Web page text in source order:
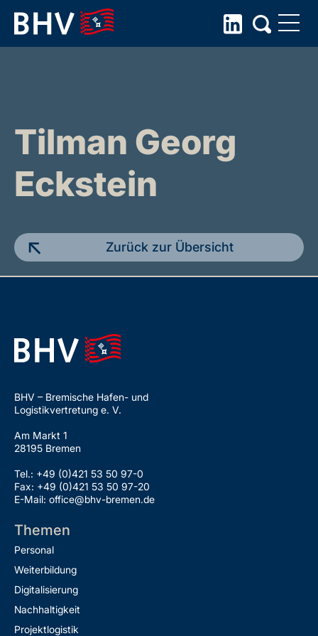
Skip
Tilman Georg
Eckstein
Zurück zur Übersicht
BHV – Bremische Hafen- und
Logistikvertretung e. V.
Am Markt 1
28195 Bremen
Tel.: +49 (0)421 53 50 97-0
Fax: +49 (0)421 53 50 97-20
E-Mail: office@bhv-bremen.de
Themen
Personal
Weiterbildung
Digitalisierung
Nachhaltigkeit
Projektlogistik